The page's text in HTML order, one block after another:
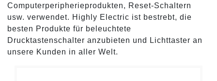
Computerperipherieprodukten, Reset-Schaltern
usw. verwendet. Highly Electric ist bestrebt, die
besten Produkte für beleuchtete
Drucktastenschalter anzubieten und Lichttaster an
unsere Kunden in aller Welt.